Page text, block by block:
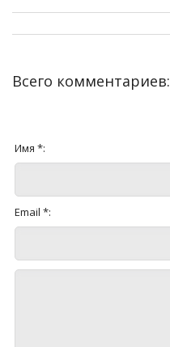
Всего комментариев:
Имя *:
Email *: